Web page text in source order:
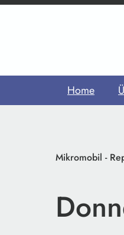
Home
Mikromobil -